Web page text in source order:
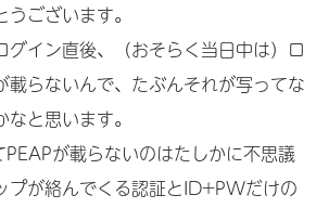
ございます。
グイン直後、（おそらく当日中は）ロ
載らないんで、たぶんそれが写ってな
と思います。
が載らないのはたしかに不思議
プが絡んでくる認証とID+PWだけの